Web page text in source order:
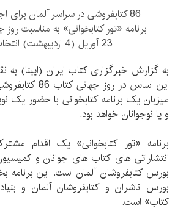
86 کتابفروشی در سراسر آلمان برای
برنامه «تور کتابخوانی» به مناسبت روز
23 آوریل (4 اردیبهشت) انتخاب شدند.-
به گزارش خبرگزاری کتاب ایران (ایبنا) به
این اساس در روز
میزبان یک برنامه کتابخوانی با حضور یک
و یا نوجوانان خواهد بود.
برنامه «تور کتابخوانی» یک اقدام
انتشاراتی های کتاب های جوانان و
بورس کتابفروشان آلمان است. این برنامه
بورس ناشران و کتابفروشان آلمان و
کتاب» است.